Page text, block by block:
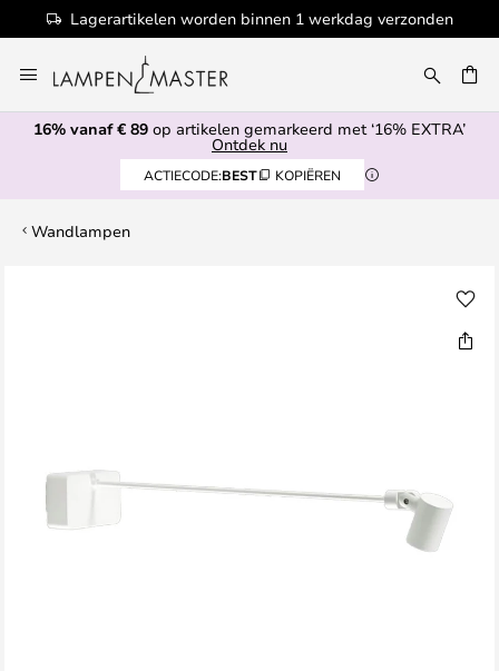
Lagerartikelen worden binnen 1 werkdag verzonden
naar
de
inhoud
16% vanaf € 89 op artikelen gemarkeerd met ‘16% EXTRA’
Ontdek nu
ACTIECODE:BEST KOPIËREN
Wandlampen
gallerij